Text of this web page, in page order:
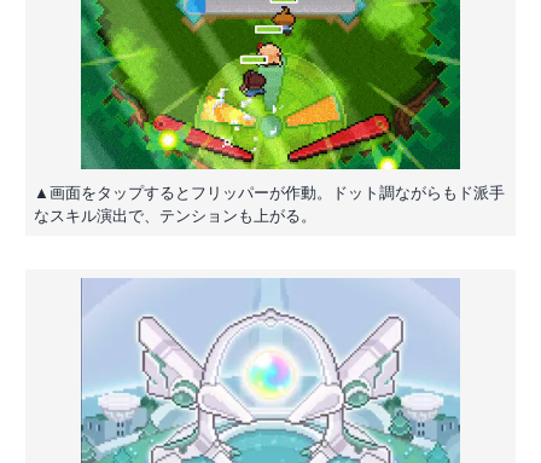
▲画面をタップするとフリッパーが作動。ドット調ながらもド派手
なスキル演出で、テンションも上がる。